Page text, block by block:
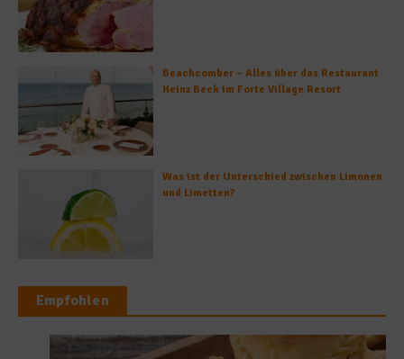
Beachcomber – Alles über das Restaurant
Heinz Beck im Forte Village Resort
Was ist der Unterschied zwischen Limonen
und Limetten?
Empfohlen